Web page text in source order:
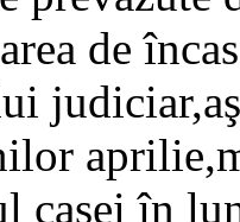
de
casei în